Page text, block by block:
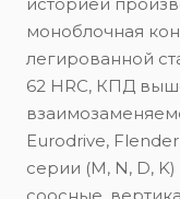
моноблочная
легированной
62 HRC, КПД
Eurodrive,
серии (M, N, D,